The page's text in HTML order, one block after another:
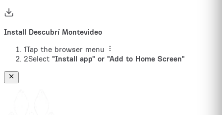
Install Descubrí Montevideo
1Tap the browser menu
2Select "Install app" or "Add to Home Screen"